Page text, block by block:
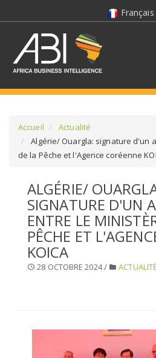
Français
SÉLECTIONNEZ UN DOSSIER
SELECTIONNEZ UNE SECTION
SÉLECTIONNEZ UNE CATÉGORIE
Accueil
Actualité
Algérie/ Ouargla: signature d'un
de la Pêche et l'Agence coréenne
ALGÉRIE/
SIGNATURE D'UN
ENTRE LE
PÊCHE ET
KOICA
28 OCTOBRE 2024 / ACTUALITÉ